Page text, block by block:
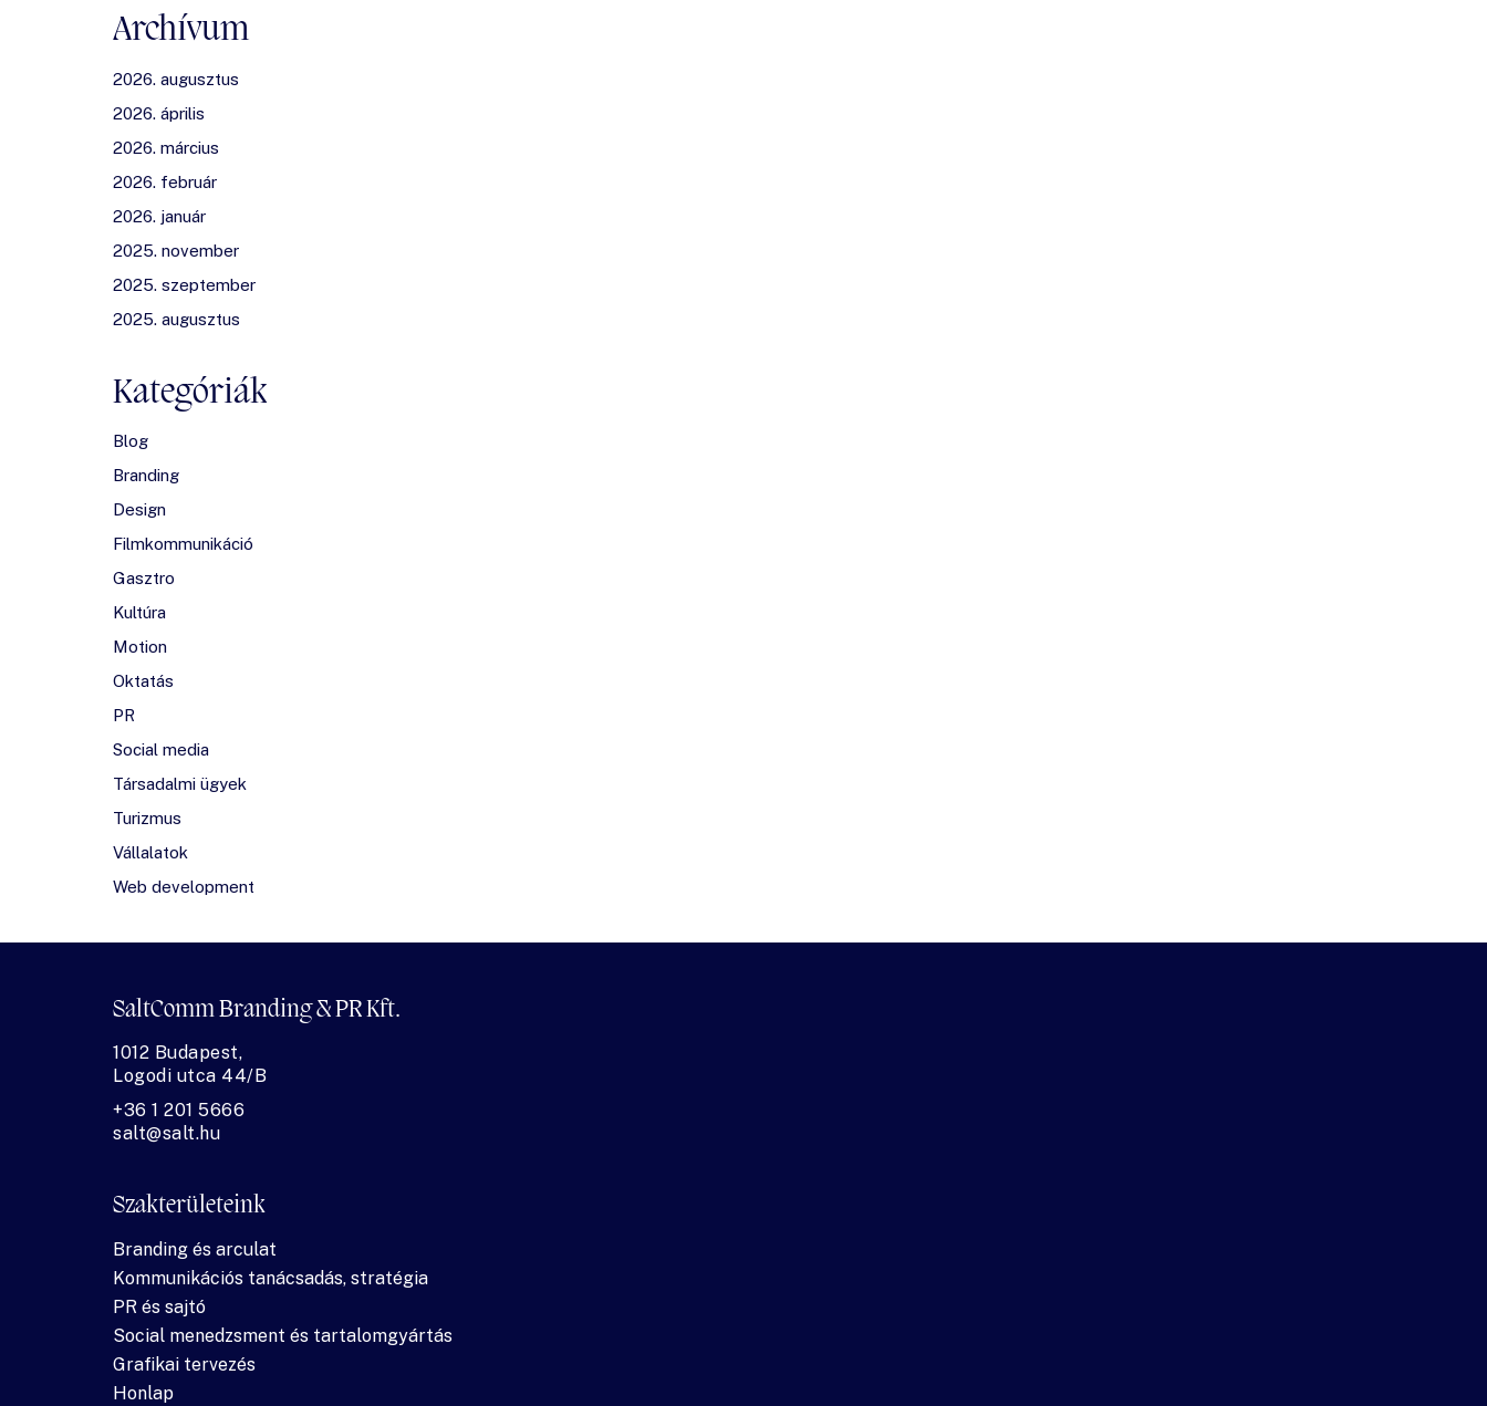
Archívum
2026. augusztus
2026. április
2026. március
2026. február
2026. január
2025. november
2025. szeptember
2025. augusztus
Kategóriák
Blog
Branding
Design
Filmkommunikáció
Gasztro
Kultúra
Motion
Oktatás
PR
Social media
Társadalmi ügyek
Turizmus
Vállalatok
Web development
SaltComm Branding & PR Kft.
1012 Budapest,
Logodi utca 44/B
+36 1 201 5666
salt@salt.hu
Szakterületeink
Branding és arculat
Kommunikációs tanácsadás, stratégia
PR és sajtó
Social menedzsment és tartalomgyártás
Grafikai tervezés
Honlap